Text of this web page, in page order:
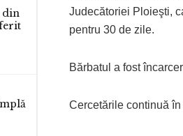
din
Judecătoriei Ploieşti,
pentru 30 de zile.
Bărbatul a fost
Cercetările continuă